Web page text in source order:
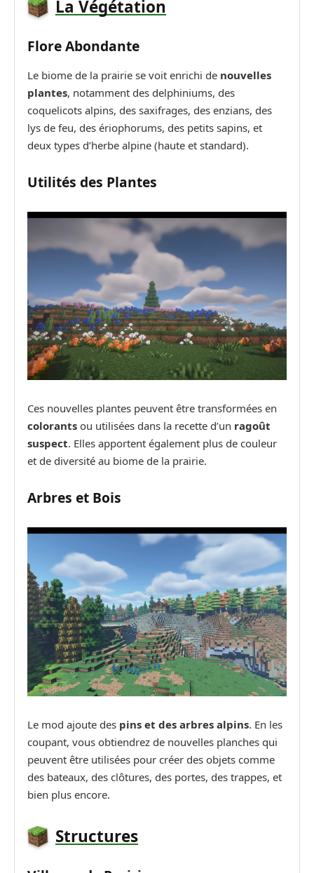
La Végétation
Flore Abondante
Le biome de la prairie se voit enrichi de nouvelles
plantes, notamment des delphiniums, des
coquelicots alpins, des saxifrages, des enzians, des
lys de feu, des ériophorums, des petits sapins, et
deux types d’herbe alpine (haute et standard).
Utilités des Plantes
Ces nouvelles plantes peuvent être transformées en
colorants ou utilisées dans la recette d’un ragoût
suspect. Elles apportent également plus de couleur
et de diversité au biome de la prairie.
Arbres et Bois
Le mod ajoute des pins et des arbres alpins. En les
coupant, vous obtiendrez de nouvelles planches qui
peuvent être utilisées pour créer des objets comme
des bateaux, des clôtures, des portes, des trappes, et
bien plus encore.
Structures